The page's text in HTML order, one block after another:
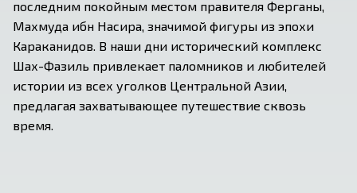
последним покойным местом правителя Ферганы,
Махмуда ибн Насира, значимой фигуры из эпохи
Караканидов. В наши дни исторический комплекс
Шах-Фазиль привлекает паломников и любителей
истории из всех уголков Центральной Азии,
предлагая захватывающее путешествие сквозь
время.